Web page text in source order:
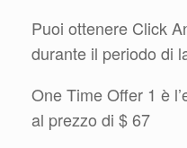
Puoi ottenere Click
durante il periodo di
One Time Offer 1 è
al prezzo di $ 67